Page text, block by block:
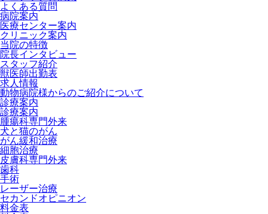
よくある質問
病院案内
医療センター案内
クリニック案内
当院の特徴
院長インタビュー
スタッフ紹介
獣医師出勤表
求人情報
動物病院様からのご紹介について
診療案内
診療案内
腫瘍科専門外来
犬と猫のがん
がん緩和治療
細胞治療
皮膚科専門外来
歯科
手術
レーザー治療
セカンドオピニオン
料金表